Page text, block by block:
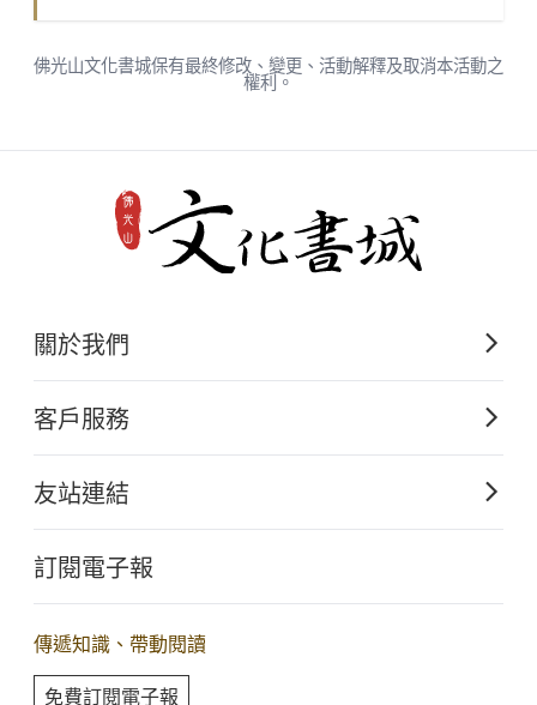
佛光山文化書城保有最終修改、變更、活動解釋及取消本活動之
權利。
關於我們
佛光山文化出版的起源
關於文化出版
客戶服務
購書須知
大量團購
查詢訂單
友站連結
佛光山全球資訊網
訂閱電子報
傳遞知識、帶動閱讀
免費訂閱電子報